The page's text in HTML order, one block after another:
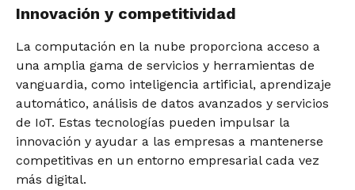
Innovación y competitividad
La computación en la nube proporciona acceso a
una amplia gama de servicios y herramientas de
vanguardia, como inteligencia artificial, aprendizaje
automático, análisis de datos avanzados y servicios
de IoT. Estas tecnologías pueden impulsar la
innovación y ayudar a las empresas a mantenerse
competitivas en un entorno empresarial cada vez
más digital.